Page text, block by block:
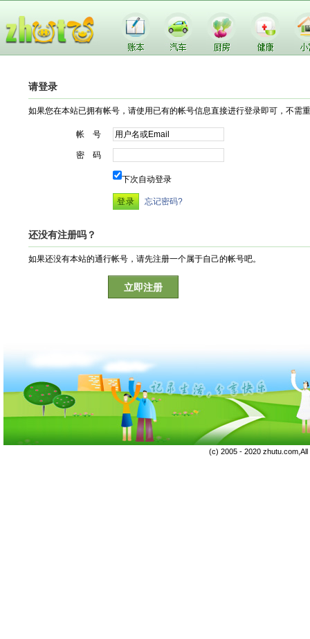
请登录
如果您在本站已拥有帐号，请使用已有的帐号信息直接进行登录即可，不需
帐 号
密 码
下次自动登录
忘记密码?
还没有注册吗？
如果还没有本站的通行帐号，请先注册一个属于自己的帐号吧。
立即注册
(c) 2005 - 2020